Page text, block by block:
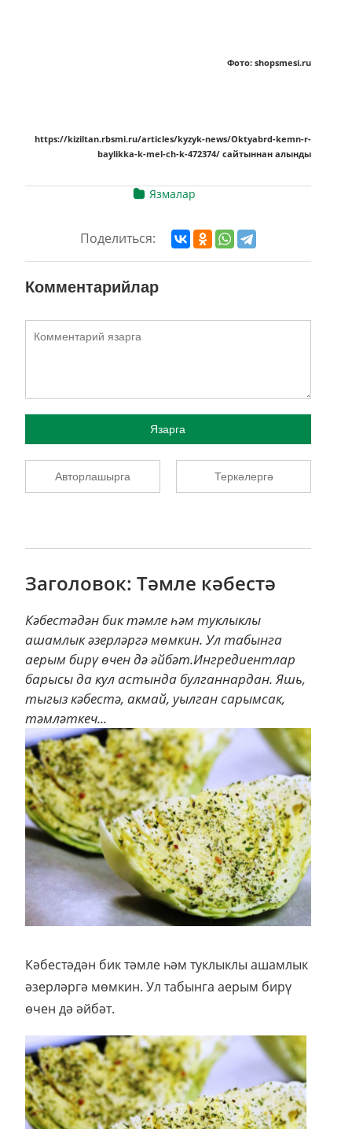
Фото: shopsmesi.ru
https://kiziltan.rbsmi.ru/articles/kyzyk-news/Oktyabrd-kemn-r-
baylikka-k-mel-ch-k-472374/ сайтыннан алынды
Язмалар
Поделиться:
Комментарийлар
Язарга
Авторлашырга Теркәлергә
Заголовок: Тәмле кәбестә
Кәбестәдән бик тәмле һәм туклыклы
ашамлык әзерләргә мөмкин. Ул табынга
аерым бирү өчен дә әйбәт.Ингредиентлар
барысы да кул астында булганнардан. Яшь,
тыгыз кәбестә, акмай, уылган сарымсак,
тәмләткеч...
Кәбестәдән бик тәмле һәм туклыклы ашамлык
әзерләргә мөмкин. Ул табынга аерым бирү
өчен дә әйбәт.